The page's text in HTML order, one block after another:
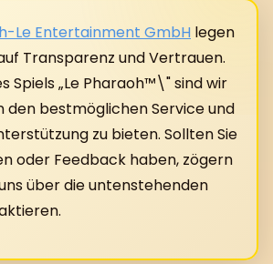
Le Entertainment GmbH legen
Transparenz und Vertrauen.
Spiels „Le Pharaoh™\" sind wir
den bestmöglichen Service und
zu bieten. Sollten Sie
oder Feedback haben, zögern
über die untenstehenden